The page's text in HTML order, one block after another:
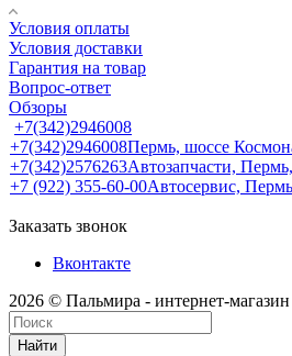
Условия оплаты
Условия доставки
Гарантия на товар
Вопрос-ответ
Обзоры
+7(342)2946008
+7(342)2946008Пермь, шоссе
+7(342)2576263Автозапчасти,
+7 (922) 355-60-00Автосервис,
Заказать звонок
Вконтакте
2026 © Пальмира - интернет-магазин
Найти